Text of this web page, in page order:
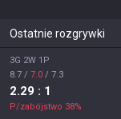
Ostatnie rozgrywki
3G 2W 1P
8.7 / 7.0 / 7.3
2.29 : 1
P/zabójstwo 38%